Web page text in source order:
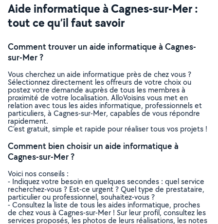
Aide informatique à Cagnes-sur-Mer :
tout ce qu’il faut savoir
Comment trouver un aide informatique à Cagnes-
sur-Mer ?
Vous cherchez un aide informatique près de chez vous ?
Sélectionnez directement les offreurs de votre choix ou
postez votre demande auprès de tous les membres à
proximité de votre localisation. AlloVoisins vous met en
relation avec tous les aides informatique, professionnels et
particuliers, à Cagnes-sur-Mer, capables de vous répondre
rapidement.
C’est gratuit, simple et rapide pour réaliser tous vos projets !
Comment bien choisir un aide informatique à
Cagnes-sur-Mer ?
Voici nos conseils :
- Indiquez votre besoin en quelques secondes : quel service
recherchez-vous ? Est-ce urgent ? Quel type de prestataire,
particulier ou professionnel, souhaitez-vous ?
- Consultez la liste de tous les aides informatique, proches
de chez vous à Cagnes-sur-Mer ! Sur leur profil, consultez les
services proposés, les photos de leurs réalisations, les notes